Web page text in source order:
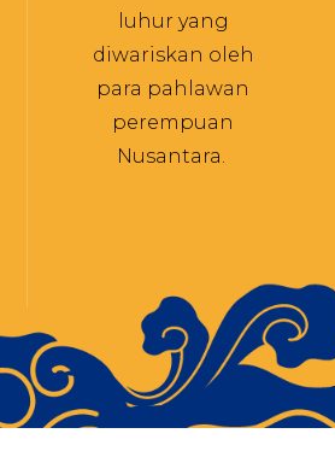
luhur yang
diwariskan oleh
para pahlawan
perempuan
Nusantara.